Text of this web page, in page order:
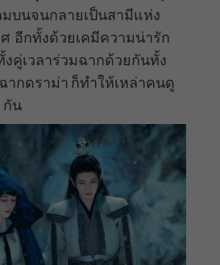
บนจนกลายเป็นสามีแห่ง
อีกทั้งด้วยเคมีความน่ารัก
คู่เวลาร่วมฉากด้วยกันทั้ง
กดราม่า ก็ทำให้เหล่าคนดู
กัน